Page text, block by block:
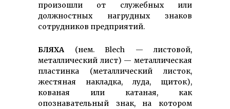
произошли от служебных или
должностных нагрудных знаков
сотрудников предприятий.
БЛЯХА (нем. Blech — листовой,
металлический лист) — металлическая
пластинка (металлический листок,
жестяная накладка, луда, щиток),
кованая или катаная, как
опознавательный знак, на котором